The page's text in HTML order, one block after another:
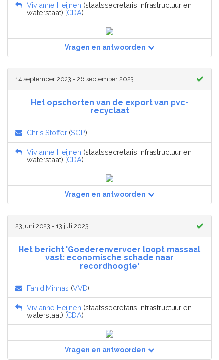
Vivianne Heijnen (staatssecretaris infrastructuur en
waterstaat) (CDA)
Vragen en antwoorden
14 september 2023 - 26 september 2023
Het opschorten van de export van pvc-
recyclaat
Chris Stoffer (SGP)
Vivianne Heijnen (staatssecretaris infrastructuur en
waterstaat) (CDA)
Vragen en antwoorden
23 juni 2023 - 13 juli 2023
Het bericht 'Goederenvervoer loopt massaal
vast: economische schade naar
recordhoogte'
Fahid Minhas (VVD)
Vivianne Heijnen (staatssecretaris infrastructuur en
waterstaat) (CDA)
Vragen en antwoorden